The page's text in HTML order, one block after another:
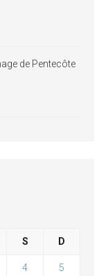
de Pentecôte
S D
4 5